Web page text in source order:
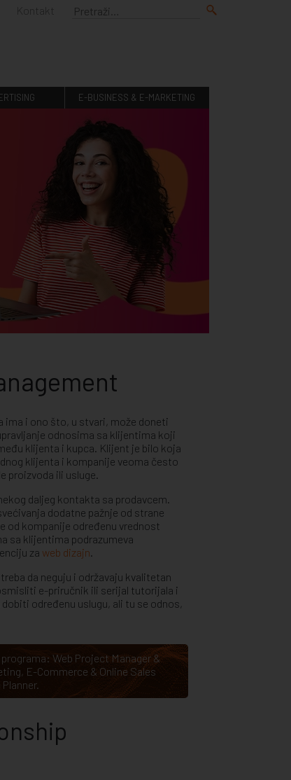
Kontakt
E-BUSINESS & E-MARKETING
ima i ono što, u stvari, može doneti
odnosima sa klijentima koji
klijenta i kupca. Klijent je bilo koja
klijenta i kompanije veoma često
proizvoda ili usluge.
daljeg kontakta sa prodavcem.
dodatne pažnje od strane
od kompanije određenu vrednost
sa klijentima podrazumeva
za web dizajn.
da neguju i održavaju kvalitetan
e-priručnik ili serijal tutorijala i
određenu uslugu, ali tu se odnos,
Web Project Manager &
, E-Commerce & Online Sales
.